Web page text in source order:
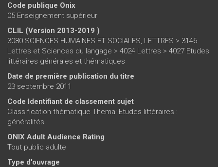
Code publique Onix
05 Enseignement supérieur
CLIL (Version 2013-2019 )
3080 SCIENCES HUMAINES ET SOCIALES, LETTRES > 3146
Lettres et Sciences du langage > 4024 Lettres > 4027 Etudes
littéraires générales et thématiques
Date de première publication du titre
23 septembre 2011
Code Identifiant de classement sujet
Classification thématique Thema: Etudes littéraires :
généralités
ONIX Adult Audience Rating
Tout public adulte
Type d'ouvrage